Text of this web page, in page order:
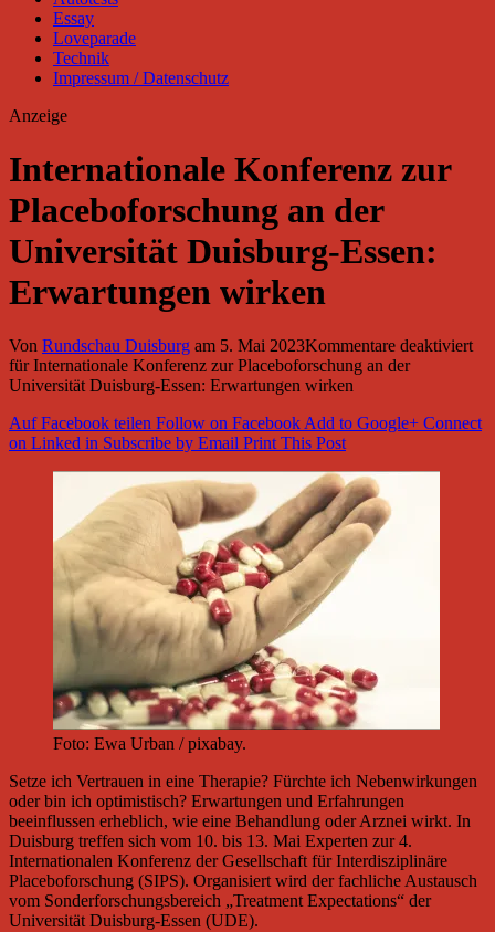
Essay
Loveparade
Technik
Impressum / Datenschutz
Anzeige
Internationale Konferenz zur
Placeboforschung an der
Universität Duisburg-Essen:
Erwartungen wirken
Von Rundschau Duisburg am 5. Mai 2023Kommentare deaktiviert
für Internationale Konferenz zur Placeboforschung an der
Universität Duisburg-Essen: Erwartungen wirken
Auf Facebook teilen Follow on FacebookAdd to Google+ Connect
on Linked in Subscribe by Email Print This Post
Foto: Ewa Urban / pixabay.
Setze ich Vertrauen in eine Therapie? Fürchte ich Nebenwirkungen
oder bin ich optimistisch? Erwartungen und Erfahrungen
beeinflussen erheblich, wie eine Behandlung oder Arznei wirkt. In
Duisburg treffen sich vom 10. bis 13. Mai Experten zur 4.
Internationalen Konferenz der Gesellschaft für Interdisziplinäre
Placeboforschung (SIPS). Organisiert wird der fachliche Austausch
vom Sonderforschungsbereich „Treatment Expectations“ der
Universität Duisburg-Essen (UDE).